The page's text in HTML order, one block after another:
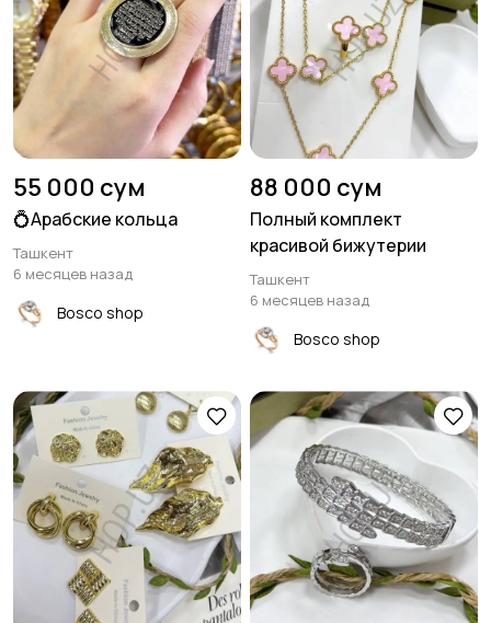
55 000 сум
💍Арабские кольца
Ташкент
6 месяцев назад
Bosco shop
88 000 сум
Полный комплект
красивой бижутерии
Ташкент
6 месяцев назад
Bosco shop